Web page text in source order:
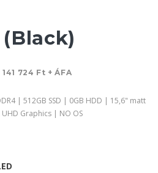
(Black)
141 724 Ft + ÁFA
| 512GB SSD | 0GB HDD | 15,6" matt
UHD Graphics | NO OS